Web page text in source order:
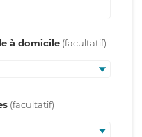
à domicile